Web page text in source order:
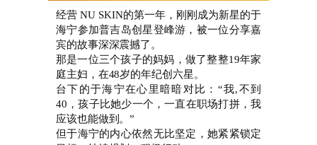
经营 NU SKIN的第一年，刚刚成为新星的于
海宁参加普吉岛创星登峰游，被一位分享嘉
宾的故事深深震撼了。
那是一位三个孩子的妈妈，做了整整19年家
庭主妇，在48岁的年纪创六星。
台下的于海宁在心里暗暗对比：“我,不到
40，孩子比她少一个，一直在职场打拼，我
应该也能做到。”
但于海宁的内心依然无比坚定，她紧紧锁定